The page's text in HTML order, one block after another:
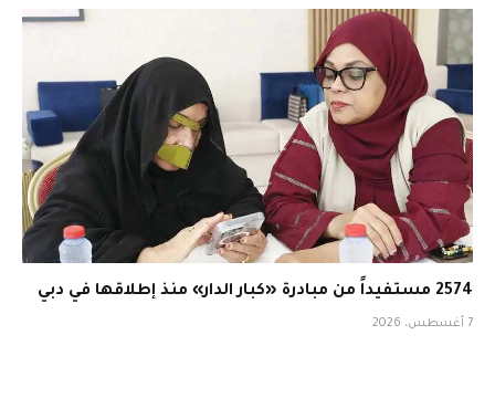
2574 مستفيداً من مبادرة «كبار الدار» منذ إطلاقها في دبي
7 أغسطس، 2026